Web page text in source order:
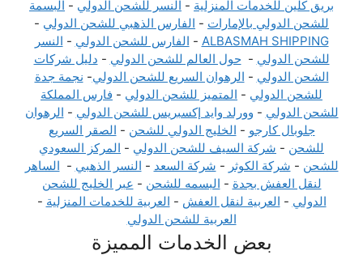
بريق كلين للخدمات المنزلية - النسر للشحن الدولي - البسمة
للشحن الدولي بالإمارات - الفارس الذهبي للشحن الدولي -
ALBASMAH SHIPPING
- الفارس للشحن الدولي - النسر
للشحن الدولي -حول العالم للشحن الدولي - دليل شركات
الشحن الدولي - الرهوان السريع للشحن الدولي- نجمة جدة
للشحن الدولي - المتميز للشحن الدولي - فارس المملكة
للشحن الدولي - وورلد وايد إكسبريس للشحن الدولي - الرهوان
جلوبال كارجو - الخليج الدولي للشحن - الصقر السريع
للشحن - شركة السيف للشحن الدولي - المركز السعودي
للشحن - شركة الكوثر - شركة السعد - النسر الذهبي - الساهر
لنقل العفش بجدة - البسمه للشحن - عبر الخليج للشحن
الدولي - العربية لنقل العفش - العربية للخدمات المنزلية -
العربية للشحن الدولي
بعض الخدمات المميزة